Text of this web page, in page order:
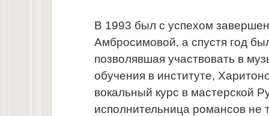
В 1993 был с успехом
Амбросимовой, а спустя год
позволявшая участвовать в
обучения в институте,
вокальный курс в мастерской
исполнительница романсов не